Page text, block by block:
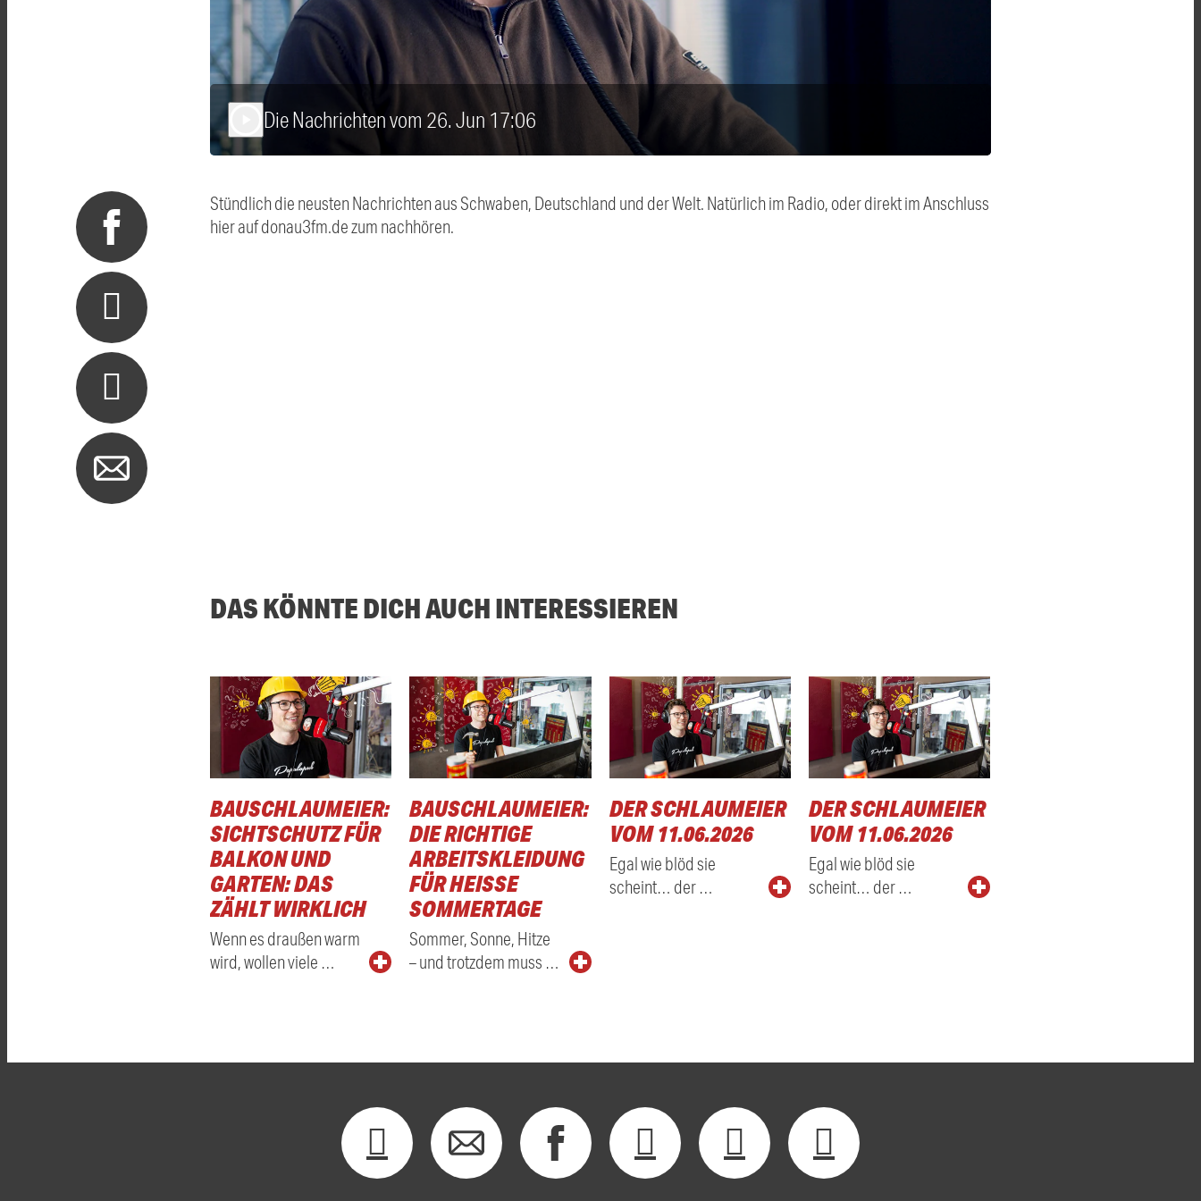
Die Nachrichten vom 26. Jun 17:06
Stündlich die neusten Nachrichten aus Schwaben, Deutschland und der Welt. Natürlich im Radio, oder direkt im Anschluss
hier auf donau3fm.de zum nachhören.
DAS KÖNNTE DICH AUCH INTERESSIEREN
BAUSCHLAUMEIER:
SICHTSCHUTZ FÜR
BALKON UND
GARTEN: DAS
ZÄHLT WIRKLICH
Wenn es draußen warm
wird, wollen viele …
BAUSCHLAUMEIER:
DIE RICHTIGE
ARBEITSKLEIDUNG
FÜR HEISSE S
OMMERTAGE
Sommer, Sonne, Hitze
– und trotzdem muss …
DER SCHLAUMEIER
VOM 11.06.2026
Egal wie blöd sie
scheint… der …
DER SCHLAUMEIER
VOM 11.06.2026
Egal wie blöd sie
scheint… der …